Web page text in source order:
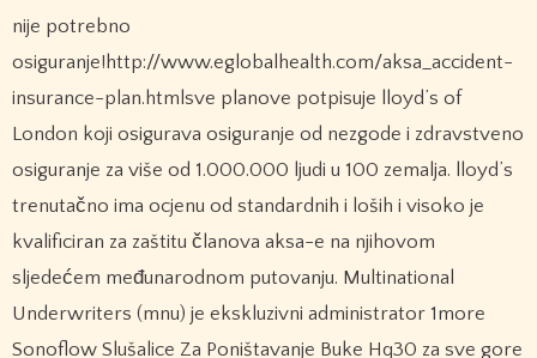
nije potrebno
osiguranje!http://www.eglobalhealth.com/aksa_accident-
insurance-plan.htmlsve planove potpisuje lloyd’s of
London koji osigurava osiguranje od nezgode i zdravstveno
osiguranje za više od 1.000.000 ljudi u 100 zemalja. lloyd’s
trenutačno ima ocjenu od standardnih i loših i visoko je
kvalificiran za zaštitu članova aksa-e na njihovom
sljedećem međunarodnom putovanju. Multinational
Underwriters (mnu) je ekskluzivni administrator 1more
Sonoflow Slušalice Za Poništavanje Buke Hq30 za sve gore